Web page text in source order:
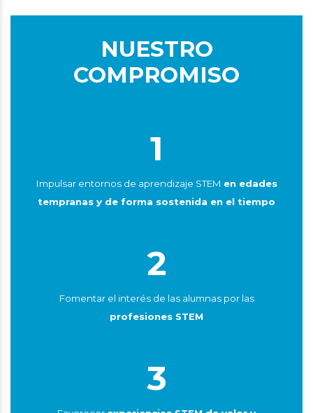
NUESTRO
COMPROMISO
1
Impulsar entornos de aprendizaje STEM en edades
tempranas y de forma sostenida en el tiempo
2
Fomentar el interés de las alumnas por las
profesiones STEM
3